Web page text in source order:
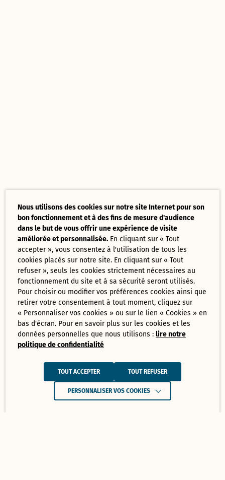
Nous utilisons des cookies sur notre site Internet pour son
bon fonctionnement et à des fins de mesure d'audience
dans le but de vous offrir une expérience de visite
améliorée et personnalisée. En cliquant sur « Tout
accepter », vous consentez à l'utilisation de tous les
cookies placés sur notre site. En cliquant sur « Tout
refuser », seuls les cookies strictement nécessaires au
fonctionnement du site et à sa sécurité seront utilisés.
Pour choisir ou modifier vos préférences cookies ainsi que
retirer votre consentement à tout moment, cliquez sur
« Personnaliser vos cookies » ou sur le lien « Cookies » en
bas d'écran. Pour en savoir plus sur les cookies et les
données personnelles que nous utilisons :lire notre
politique de confidentialité
TOUT ACCEPTER TOUT REFUSER
PERSONNALISER VOS COOKIES